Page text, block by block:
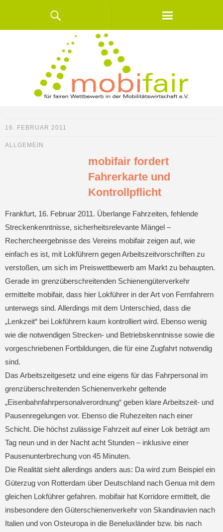
16. FEBRUAR 2011
ALLGEMEIN
mobifair fordert
Fahrerkarte und
Kontrollpflicht
Frankfurt, 16. Februar 2011. Überlange Fahrzeiten, fehlende
Streckenkenntnisse, sicherheitsrelevante Mängel –
Rechercheergebnisse des Vereins mobifair zeigen auf, wie
einfach es ist, mit Lokführern gegen Arbeitszeitvorschriften zu
verstoßen, um sich im Preiswettbewerb am Markt zu behaupten.
Gerade im grenzüberschreitenden Schienengüterverkehr
ermittelte mobifair, dass hier Lokführer in der Art von Fernfahrern
unterwegs sind. Allerdings mit dem Unterschied, dass die
„Lenkzeit“ bei Lokführern kaum kontrolliert wird. Ebenso wenig
wie die notwendigen Strecken- und Betriebskenntnisse sowie die
vorgeschriebenen Fortbildungen, die für eine Zugfahrt notwendig
sind.
Das Arbeitszeitgesetz und eine eigens für das Fahrpersonal im
grenzüberschreitenden Schienenverkehr geltende
„Eisenbahnfahrpersonalverordnung“ geben klare Arbeitszeit- und
Pausenregelungen vor. Ebenso die Ruhezeiten nach einer
Schicht. Die höchst zulässige Fahrzeit auf einer Lok beträgt am
Tag neun und in der Nacht acht Stunden – inklusive einer
Pausenunterbrechung von 45 Minuten.
Die Realität sieht allerdings anders aus: Da wird zum Beispiel ein
Güterzug von Rotterdam über Deutschland nach Genua mit dem
gleichen Lokführer gefahren. mobifair hat Korridore ermittelt, die
insbesondere den Güterschienenverkehr von Skandinavien nach
Italien und von Osteuropa in die Beneluxländer bzw. bis nach